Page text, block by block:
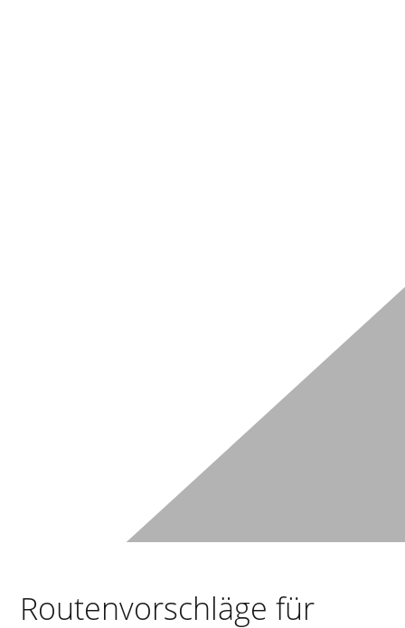
Routenvorschläge für